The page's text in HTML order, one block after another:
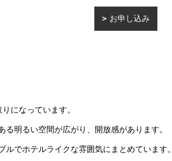
お申し込み
になっています。
明るい空間が広がり、開放感があります。
でホテルライクな雰囲気にまとめています。